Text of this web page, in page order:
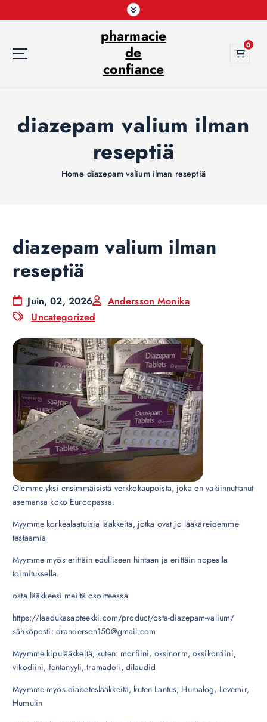
k
pharmacie
de
confiance
0
diazepam valium ilman
reseptiä
Home diazepam valium ilman reseptiä
diazepam valium ilman
reseptiä
Juin, 02, 2026
Andersson Monika
Uncategorized
Olemme yksi ensimmäisistä verkkokaupoista, joka on vakiinnuttanut
asemansa koko Euroopassa.
Myymme korkealaatuisia lääkkeitä, jotka ovat jo lääkäreidemme
testaamia
Myymme myös erittäin edulliseen hintaan ja erittäin nopealla
toimituksella.
osta lääkkeesi meiltä osoitteessa
https://laadukasapteekki.com/product/osta-diazepam-valium/
sähköposti: dranderson150@gmail.com
Myymme kipulääkkeitä, kuten: morfiini, oksinorm, oksikontiini,
vikodiini, fentanyyli, tramadoli, dilaudid
Myymme myös diabeteslääkkeitä, kuten Lantus, Humalog, Levemir,
Humulin